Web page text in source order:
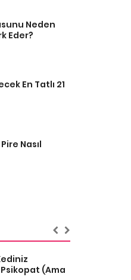
Neden
Eder?
En Tatlı 21
Nasıl
(Ama